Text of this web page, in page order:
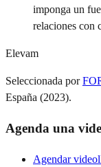
imponga un
relaciones con
Elevam
Seleccionada por
España (2023).
Agenda una
Agendar